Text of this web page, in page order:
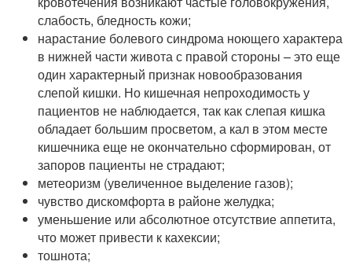
слабость, бледность кожи;
нарастание болевого синдрома ноющего характера
в нижней части живота с правой стороны – это еще
один характерный признак новообразования
слепой кишки. Но кишечная непроходимость у
пациентов не наблюдается, так как слепая кишка
обладает большим просветом, а кал в этом месте
кишечника еще не окончательно сформирован, от
запоров пациенты не страдают;
метеоризм (увеличенное выделение газов);
чувство дискомфорта в районе желудка;
уменьшение или абсолютное отсутствие аппетита,
что может привести к кахексии;
тошнота;